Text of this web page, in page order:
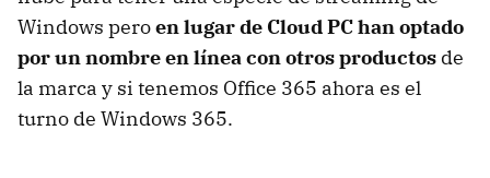
Windows peroen lugar de Cloud PC han optado
por un nombre en línea con otros productos de
la marca y si tenemos Office 365 ahora es el
turno de Windows 365.